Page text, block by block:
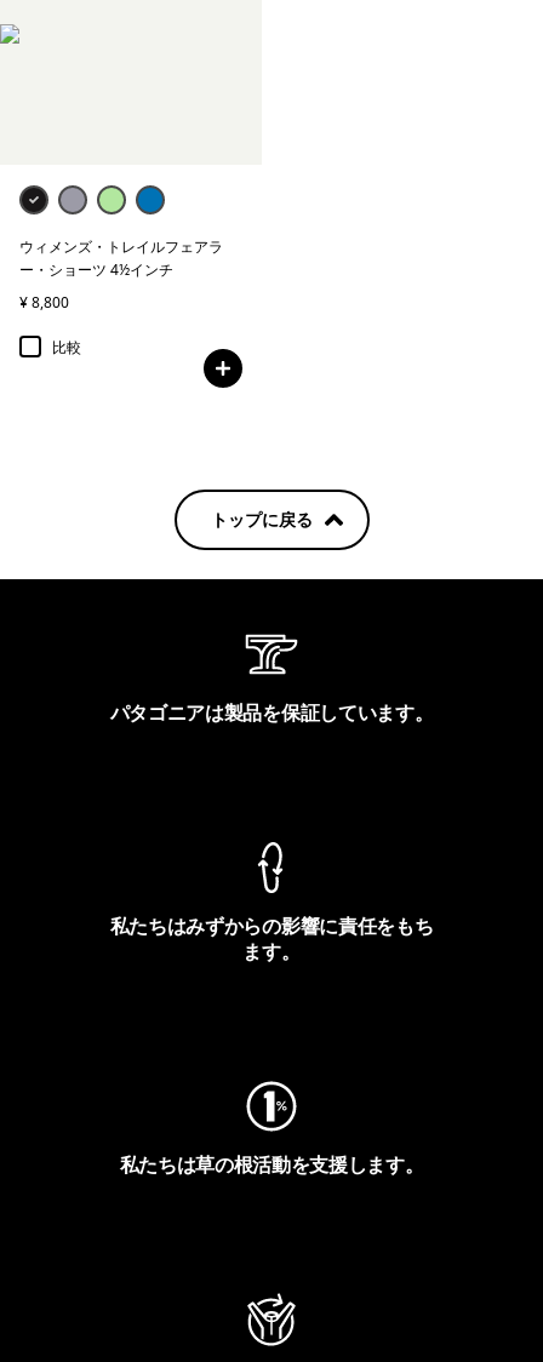
ウィメンズ・トレイルフェアラ
ー・ショーツ 4½インチ
¥ 8,800
比較
トップに戻る
パタゴニアは製品を保証しています。
私たちはみずからの影響に責任をもち
ます。
私たちは草の根活動を支援します。